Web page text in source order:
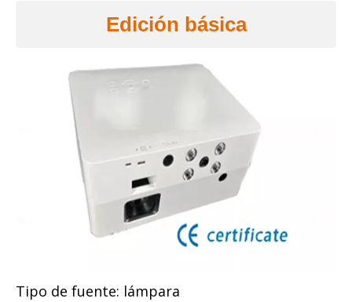
Edición básica
Tipo de fuente: lámpara